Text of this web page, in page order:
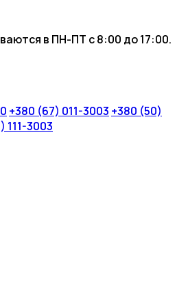
в ПН-ПТ с 8:00 до 17:00.
+380 (67) 011-3003 +380 (50)
111-3003